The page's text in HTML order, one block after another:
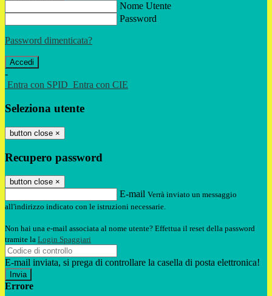
Nome Utente
Password
Password dimenticata?
-
Entra con SPID Entra con CIE
Seleziona utente
button close ×
Recupero password
button close ×
E-mail Verrà inviato un messaggio
all'indirizzo indicato con le istruzioni necessarie.
Non hai una e-mail associata al nome utente? Effettua il reset della password
tramite la Login Spaggiari
E-mail inviata, si prega di controllare la casella di posta elettronica!
Errore